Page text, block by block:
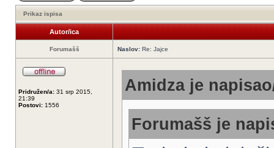
Prikaz ispisa
Autor/ica
Forumašš Naslov: Re: Jajce
Pridružen/a: 31 srp 2015,
21:39
Postovi: 1556
Amidza je
Forumašš je